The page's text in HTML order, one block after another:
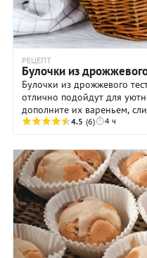
РЕЦЕПТ
Булочки из
Булочки из дрожжевого
отлично подойдут для
дополните их вареньем,
другим. Кроме того, такую
4.5 (6) 4 ч